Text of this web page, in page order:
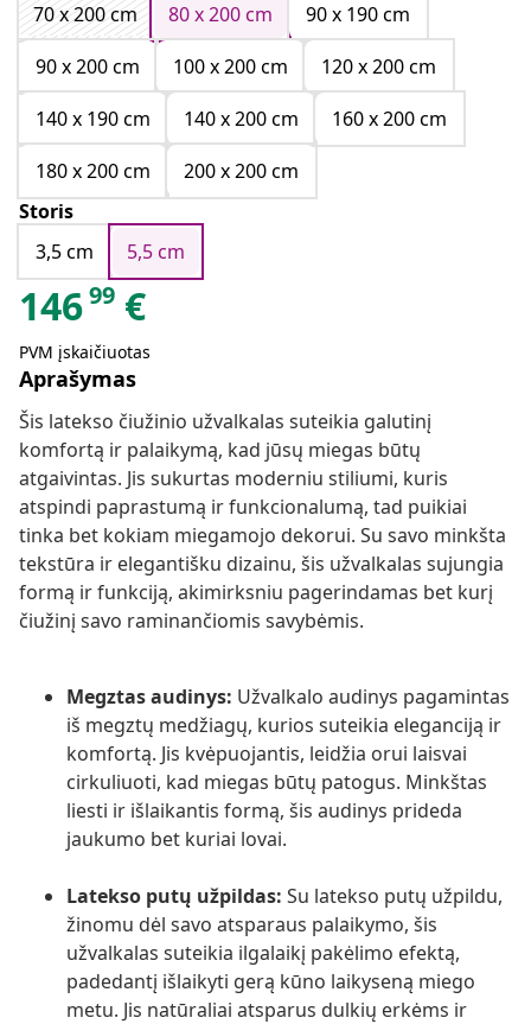
70 x 200 cm
80 x 200 cm
90 x 190 cm
90 x 200 cm
100 x 200 cm
120 x 200 cm
140 x 190 cm
140 x 200 cm
160 x 200 cm
180 x 200 cm
200 x 200 cm
Storis
3,5 cm
5,5 cm
14699 €
PVM įskaičiuotas
Aprašymas
Šis latekso čiužinio užvalkalas suteikia galutinį
komfortą ir palaikymą, kad jūsų miegas būtų
atgaivintas. Jis sukurtas moderniu stiliumi, kuris
atspindi paprastumą ir funkcionalumą, tad puikiai
tinka bet kokiam miegamojo dekorui. Su savo minkšta
tekstūra ir elegantišku dizainu, šis užvalkalas sujungia
formą ir funkciją, akimirksniu pagerindamas bet kurį
čiužinį savo raminančiomis savybėmis.
Megztas audinys: Užvalkalo audinys pagamintas
iš megztų medžiagų, kurios suteikia eleganciją ir
komfortą. Jis kvėpuojantis, leidžia orui laisvai
cirkuliuoti, kad miegas būtų patogus. Minkštas
liesti ir išlaikantis formą, šis audinys prideda
jaukumo bet kuriai lovai.
Latekso putų užpildas: Su latekso putų užpildu,
žinomu dėl savo atsparaus palaikymo, šis
užvalkalas suteikia ilgalaikį pakėlimo efektą,
padedantį išlaikyti gerą kūno laikyseną miego
metu. Jis natūraliai atsparus dulkių erkėms ir